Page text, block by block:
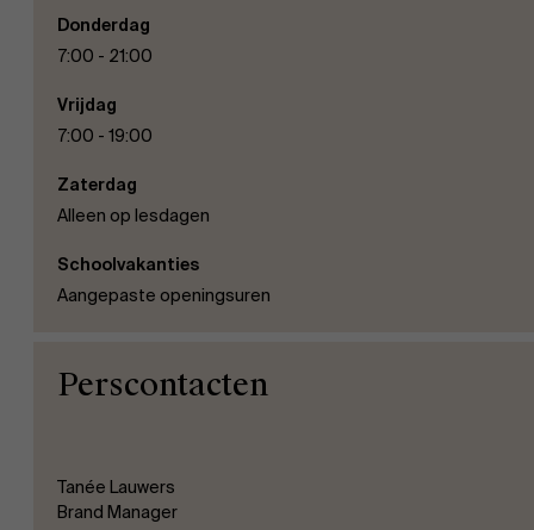
Donderdag
7:00 - 21:00
Vrijdag
7:00 - 19:00
Zaterdag
Alleen op lesdagen
Schoolvakanties
Aangepaste openingsuren
Perscontacten
Tanée Lauwers
Brand Manager